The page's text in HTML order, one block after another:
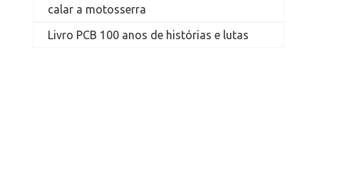
calar a motosserra
Livro PCB 100 anos de histórias e lutas